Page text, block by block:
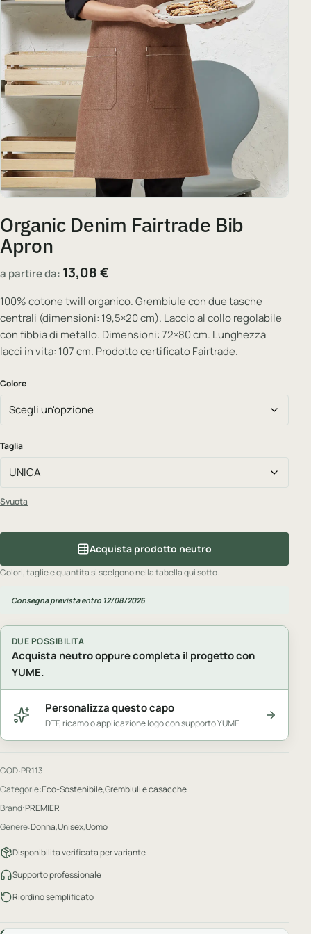
Organic Denim Fairtrade Bib
Apron
a partire da: 13,08€
100% cotone twill organico. Grembiule con due tasche
centrali (dimensioni: 19,5×20 cm). Laccio al collo regolabile
con fibbia di metallo. Dimensioni: 72×80 cm. Lunghezza
lacci in vita: 107 cm. Prodotto certificato Fairtrade.
Colore
Taglia
Svuota
Acquista prodotto neutro
Colori, taglie e quantita si scelgono nella tabella qui sotto.
Consegna prevista entro 12/08/2026
DUE POSSIBILITA
Acquista neutro oppure completa il progetto con
YUME.
Personalizza questo capo
DTF, ricamo o applicazione logo con supporto YUME
COD:PR113
Categorie:Eco-Sostenibile,Grembiuli e casacche
Brand:PREMIER
Genere:Donna,Unisex,Uomo
Disponibilita verificata per variante
Supporto professionale
Riordino semplificato